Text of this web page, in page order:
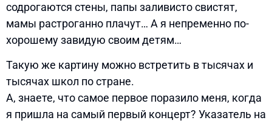
содрогаются стены, папы заливисто свистят,
мамы растроганно плачут… А я непременно по-
хорошему завидую своим детям…
Такую же картину можно встретить в тысячах и
тысячах школ по стране.
А, знаете, что самое первое поразило меня, когда
я пришла на самый первый концерт? Указатель на